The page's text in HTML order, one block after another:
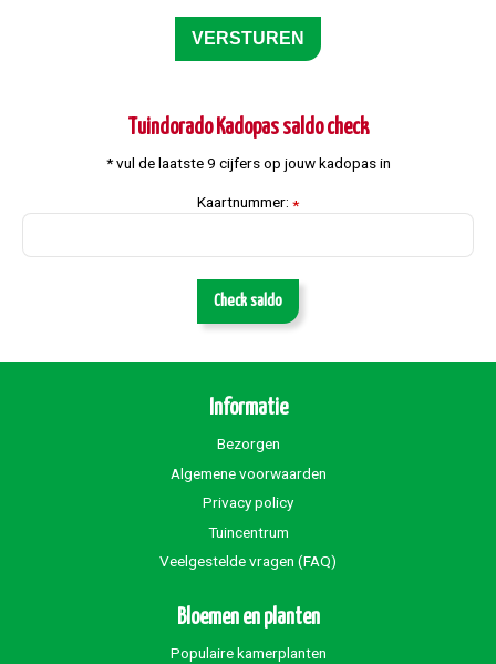
Tuindorado Kadopas saldo check
* vul de laatste 9 cijfers op jouw kadopas in
Kaartnummer: *
Check saldo
Informatie
Bezorgen
Algemene voorwaarden
Privacy policy
Tuincentrum
Veelgestelde vragen (FAQ)
Bloemen en planten
Populaire kamerplanten